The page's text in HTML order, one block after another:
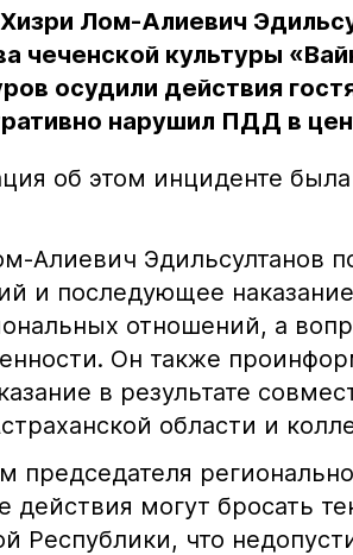
Лом-Алиевич
чеченской культуры
осудили действия
нарушил ПДД в
об этом инциденте
Алиевич Эдильсултанов
и последующее
отношений, а
Он также
в результате
области и
председателя
действия могут бросать
Республики, что